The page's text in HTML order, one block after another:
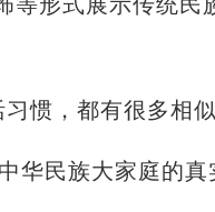
惯，都有很多相似
民族大家庭的真